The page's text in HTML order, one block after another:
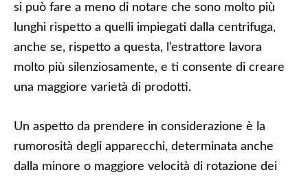
si può fare a meno di notare che sono molto più
lunghi rispetto a quelli impiegati dalla centrifuga,
anche se, rispetto a questa, l’estrattore lavora
molto più silenziosamente, e ti consente di creare
una maggiore varietà di prodotti.
Un aspetto da prendere in considerazione è la
rumorosità degli apparecchi, determinata anche
dalla minore o maggiore velocità di rotazione dei